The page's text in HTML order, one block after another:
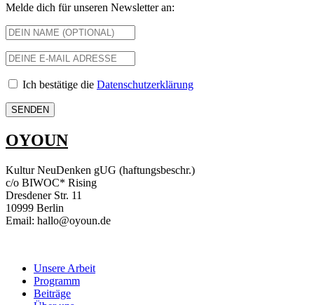
Melde dich für unseren Newsletter an:
Ich bestätige die Datenschutzerklärung
OYOUN
Kultur NeuDenken gUG (haftungsbeschr.)
c/o BIWOC* Rising
Dresdener Str. 11
10999 Berlin
Email: hallo@oyoun.de
Unsere Arbeit
Programm
Beiträge